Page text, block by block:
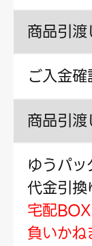
商品引
ご入金
商品引
ゆうパッ
代金引
宅配
負いかね